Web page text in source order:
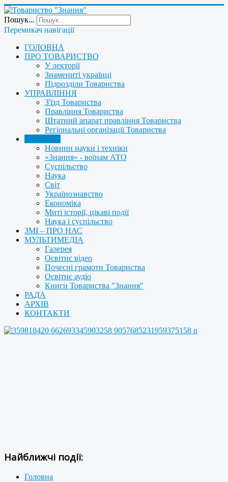
Пошук...
Перемикач навігації
ГОЛОВНА
ПРО ТОВАРИСТВО
У лекторії
Знамениті українці
Підрозділи Товариства
УПРАВЛІННЯ
З'їзд Товариства
Правління Товариства
Штатний апарат правління Товариства
Регіональні організації Товариства
Новини науки і техніки
«Знання» - воїнам АТО
Суспільство
Наука
Світ
Українознавство
Економіка
Миті історії, цікаві події
Наука і суспільство
ЗМІ – ПРО НАС
МУЛЬТИМЕДІА
Галерея
Освітнє відео
Почесні грамоти Товариства
Освітнє аудіо
Книги Товариства "Знання"
РАДА
АРХІВ
КОНТАКТИ
Найближчі події:
Головна